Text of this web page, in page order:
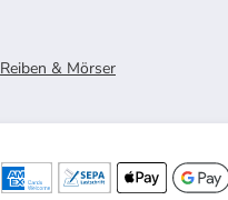
Reiben & Mörser